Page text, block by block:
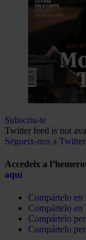
Subscriu-te
Twitter feed is not
Segueix-nos a Twitter
Accedeix a
aquí
Compártelo en
Compártelo en
Compártelo
Compártelo